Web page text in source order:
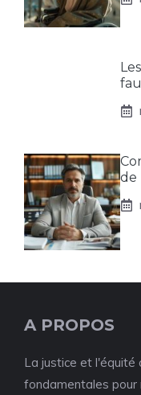
de
A PROPOS
La justice et l'équité
fondamentales pour